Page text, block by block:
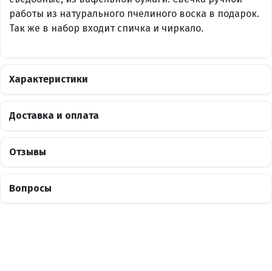
работы из натурального пчелиного воска в подарок.
Так же в набор входит спичка и чиркало.
Характеристики
Доставка и оплата
Отзывы
Вопросы